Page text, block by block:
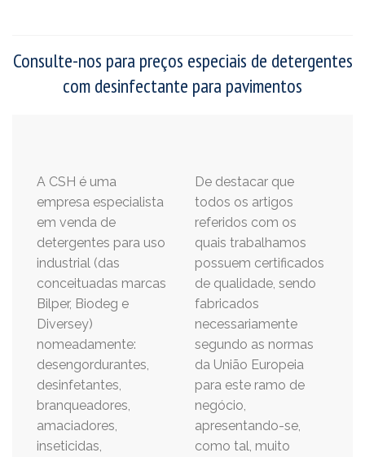
Consulte-nos para preços especiais de detergentes
com desinfectante para pavimentos
A CSH é uma
empresa especialista
em venda de
detergentes para uso
industrial (das
conceituadas marcas
Bilper, Biodeg e
Diversey)
nomeadamente:
desengordurantes,
desinfetantes,
branqueadores,
amaciadores,
inseticidas,
De destacar que
todos os artigos
referidos com os
quais trabalhamos
possuem certificados
de qualidade, sendo
fabricados
necessariamente
segundo as normas
da União Europeia
para este ramo de
negócio,
apresentando-se,
como tal, muito